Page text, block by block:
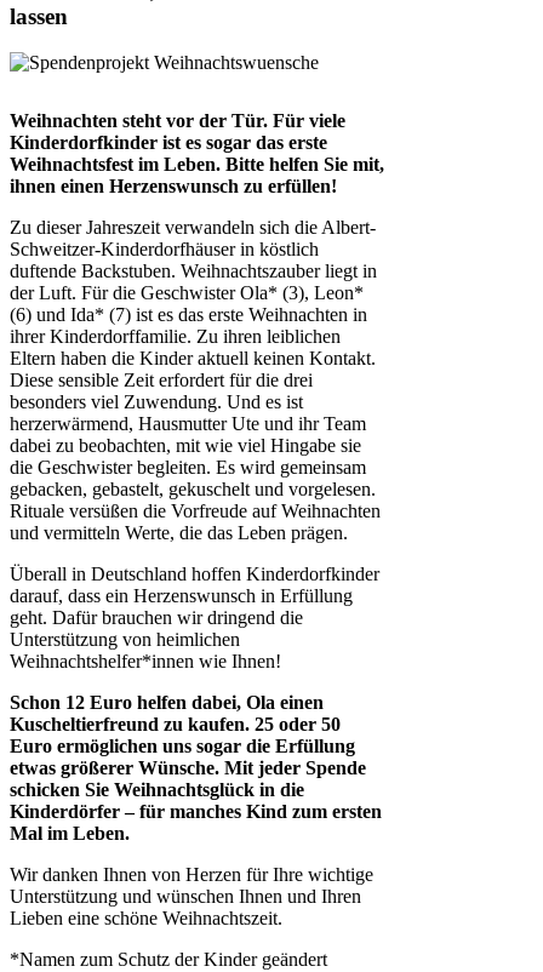
lassen
Weihnachten steht vor der Tür. Für viele
Kinderdorfkinder ist es sogar das erste
Weihnachtsfest im Leben. Bitte helfen Sie mit,
ihnen einen Herzenswunsch zu erfüllen!
Zu dieser Jahreszeit verwandeln sich die Albert-
Schweitzer-Kinderdorfhäuser in köstlich
duftende Backstuben. Weihnachtszauber liegt in
der Luft. Für die Geschwister Ola* (3), Leon*
(6) und Ida* (7) ist es das erste Weihnachten in
ihrer Kinderdorffamilie. Zu ihren leiblichen
Eltern haben die Kinder aktuell keinen Kontakt.
Diese sensible Zeit erfordert für die drei
besonders viel Zuwendung. Und es ist
herzerwärmend, Hausmutter Ute und ihr Team
dabei zu beobachten, mit wie viel Hingabe sie
die Geschwister begleiten. Es wird gemeinsam
gebacken, gebastelt, gekuschelt und vorgelesen.
Rituale versüßen die Vorfreude auf Weihnachten
und vermitteln Werte, die das Leben prägen.
Überall in Deutschland hoffen Kinderdorfkinder
darauf, dass ein Herzenswunsch in Erfüllung
geht. Dafür brauchen wir dringend die
Unterstützung von heimlichen
Weihnachtshelfer*innen wie Ihnen!
Schon 12 Euro helfen dabei, Ola einen
Kuscheltierfreund zu kaufen. 25 oder 50
Euro ermöglichen uns sogar die Erfüllung
etwas größerer Wünsche. Mit jeder Spende
schicken Sie Weihnachtsglück in die
Kinderdörfer – für manches Kind zum ersten
Mal im Leben.
Wir danken Ihnen von Herzen für Ihre wichtige
Unterstützung und wünschen Ihnen und Ihren
Lieben eine schöne Weihnachtszeit.
*Namen zum Schutz der Kinder geändert